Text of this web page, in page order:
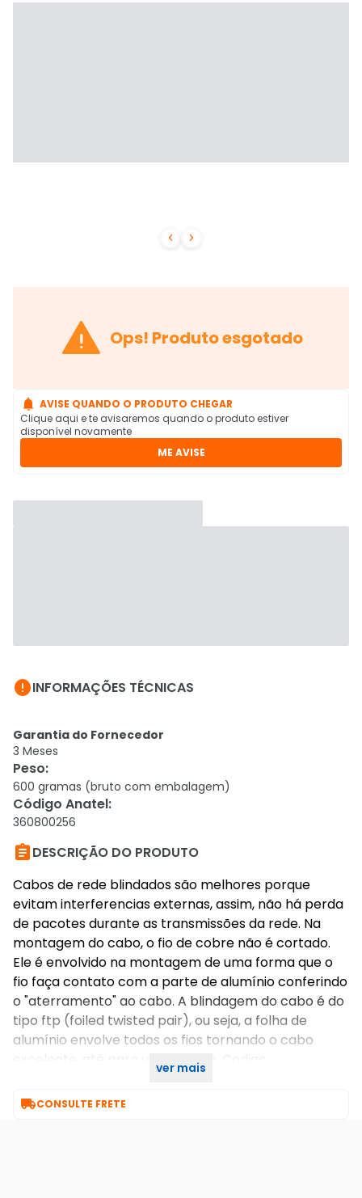
 
 Ops! Produto esgotado
 AVISE QUANDO O PRODUTO CHEGAR
Clique aqui e te avisaremos quando o produto estiver
disponível novamente
ME AVISE
INFORMAÇÕES TÉCNICAS
Garantia do Fornecedor
3 Meses
Peso:
600 gramas (bruto com embalagem)
Código Anatel:
360800256
DESCRIÇÃO DO PRODUTO
Cabos de rede blindados são melhores porque
evitam interferencias externas, assim, não há perda
de pacotes durante as transmissões da rede. Na
montagem do cabo, o fio de cobre não é cortado.
Ele é envolvido na montagem de uma forma que o
fio faça contato com a parte de alumínio conferindo
o "aterramento" ao cabo. A blindagem do cabo é do
tipo ftp (foiled twisted pair), ou seja, a folha de
alumínio envolve todos os fios tornando o cabo
excelente, até para uso externo. Codigo
ver mais
CONSULTE FRETE